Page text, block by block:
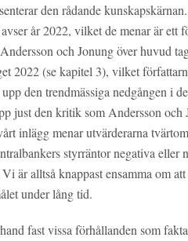
den rådande
år 2022, vilket de menar är
och Jonung över huvud
2022 (se kapitel 3), vilket
den trendmässiga nedgången i
just den kritik som Andersson
inlägg menar utvärderarna
styrräntor negativa
är alltså knappast ensamma om
under lång tid.
fast vissa förhållanden som